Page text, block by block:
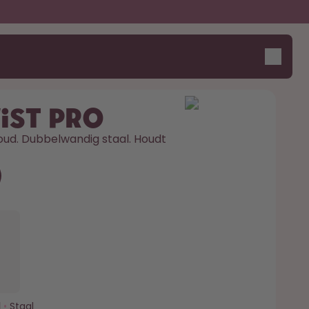
Pro
Dubbelwandig staal. Houdt
• Staal